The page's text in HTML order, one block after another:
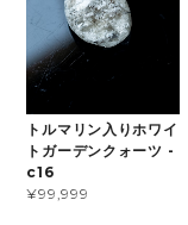
トルマリン入りホワイ
トガーデンクォーツ -
c16
¥99,999